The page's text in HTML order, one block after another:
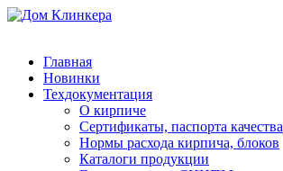
Главная
Новинки
Техдокументация
О кирпиче
Сертификаты, паспорта качества
Нормы расхода кирпича, блоков
Каталоги продукции